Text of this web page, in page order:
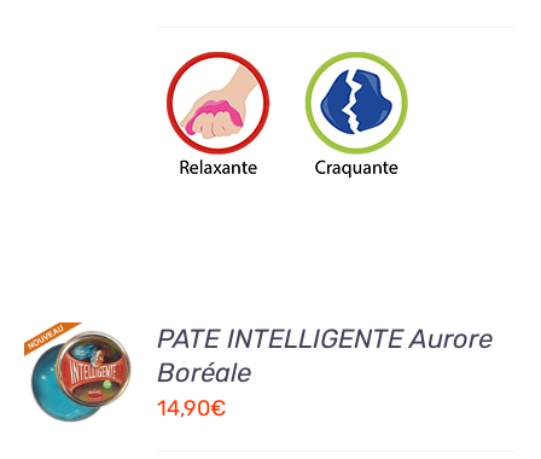
AJOUTER
AU
PANIER
/
PATE INTELLIGENTE Aurore
Boréale
14,90€